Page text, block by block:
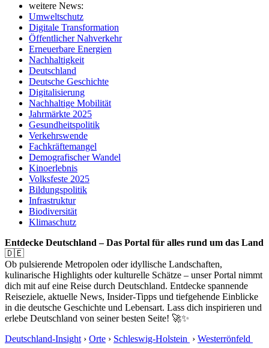
weitere News:
Umweltschutz
Digitale Transformation
Öffentlicher Nahverkehr
Erneuerbare Energien
Nachhaltigkeit
Deutschland
Deutsche Geschichte
Digitalisierung
Nachhaltige Mobilität
Jahrmärkte 2025
Gesundheitspolitik
Verkehrswende
Fachkräftemangel
Demografischer Wandel
Kinoerlebnis
Volksfeste 2025
Bildungspolitik
Infrastruktur
Biodiversität
Klimaschutz
Entdecke Deutschland – Das Portal für alles rund um das Land
🇩🇪
Ob pulsierende Metropolen oder idyllische Landschaften,
kulinarische Highlights oder kulturelle Schätze – unser Portal nimmt
dich mit auf eine Reise durch Deutschland. Entdecke spannende
Reiseziele, aktuelle News, Insider-Tipps und tiefgehende Einblicke
in die deutsche Geschichte und Lebensart. Lass dich inspirieren und
erlebe Deutschland von seiner besten Seite! 🚀✨
Deutschland-Insight › Orte › Schleswig-Holstein › Westerrönfeld